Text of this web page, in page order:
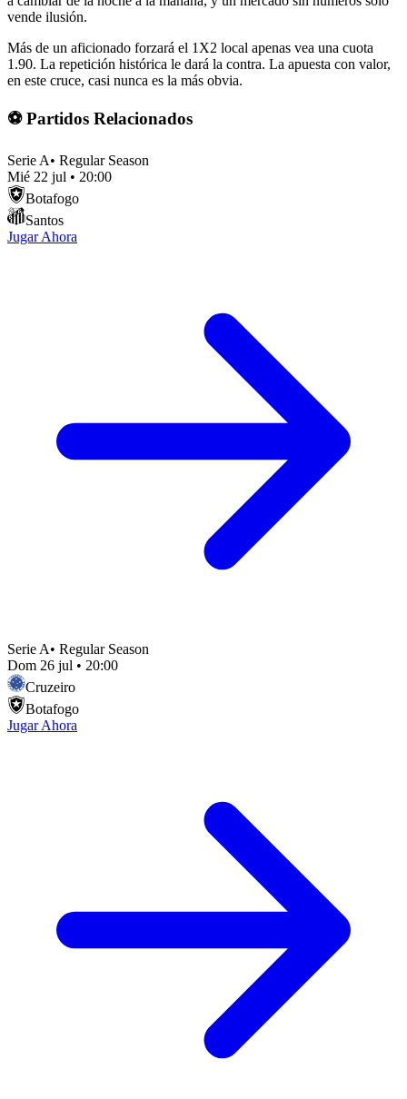
vende ilusión.
Más de un aficionado forzará el 1X2 local apenas vea una cuota
1.90. La repetición histórica le dará la contra. La apuesta con valor,
en este cruce, casi nunca es la más obvia.
⚽ Partidos Relacionados
Serie A• Regular Season
Mié 22 jul • 20:00
Botafogo
Santos
Jugar Ahora
Serie A• Regular Season
Dom 26 jul • 20:00
Cruzeiro
Botafogo
Jugar Ahora